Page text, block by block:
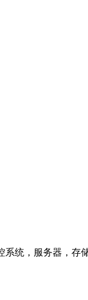
系统，服务器，存